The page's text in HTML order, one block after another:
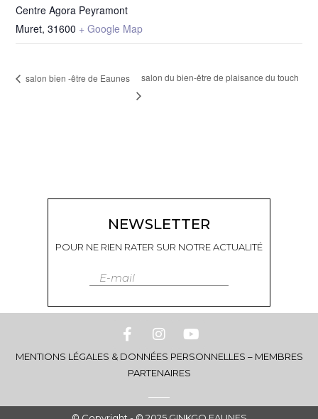
Centre Agora Peyramont
Muret, 31600 + Google Map
salon bien -être de Eaunes salon du bien-être de plaisance du touch
NEWSLETTER
POUR NE RIEN RATER SUR NOTRE ACTUALITÉ
E-mail
MENTIONS LÉGALES & DONNÉES PERSONNELLES – MEMBRES
PARTENAIRES